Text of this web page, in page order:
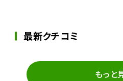
最新クチコミ
もっと